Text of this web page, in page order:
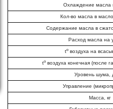
Охлаждение масла
Кол-во масла в
Содержание масла в
Расход масла на
to воздуха на
tо воздуха конечная (после
Уровень шума,
Управление
Масса, кг